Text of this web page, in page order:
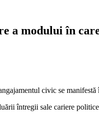
a modului în
întregii sale cariere